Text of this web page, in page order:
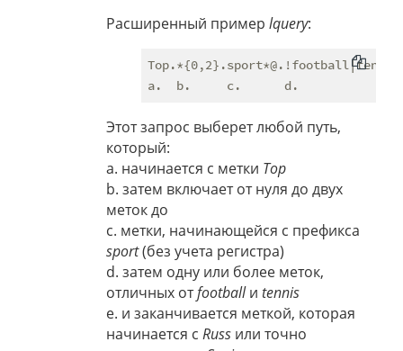
Расширенный пример lquery:
Этот запрос выберет любой путь,
который:
a. начинается с метки Top
b. затем включает от нуля до двух
меток до
c. метки, начинающейся с префикса
sport(без учета регистра)
d. затем одну или более меток,
отличных отfootballи tennis
e. и заканчивается меткой, которая
начинается с Russ или точно